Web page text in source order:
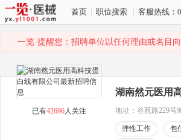
首页 | 职位搜索 | 客服热线：
一览·提醒您：招聘单位以任何理由或名目
已有42696人关注
湖南然元医用
地址：谷苑路229号
弹性工作 包